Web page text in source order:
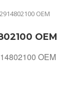
OEM
OEM
OEM